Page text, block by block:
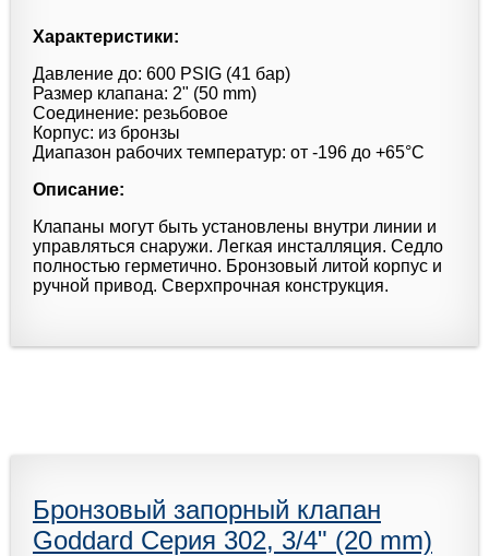
Характеристики:
Давление до: 600 PSIG (41 бар)
Размер клапана: 2" (50 mm)
Соединение: резьбовое
Корпус: из бронзы
Диапазон рабочих температур: от -196 до +65°С
Описание:
Клапаны могут быть установлены внутри линии и
управляться снаружи. Легкая инсталляция. Седло
полностью герметично. Бронзовый литой корпус и
ручной привод. Сверхпрочная конструкция.
Бронзовый запорный клапан
Goddard Серия 302, 3/4" (20 mm)